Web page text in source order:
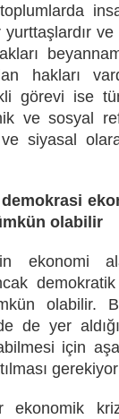
hakları
görevi ise
ve sosyal
siyasal
olabilir
ekonomi
olabilir.
de yer
için
ekonomik